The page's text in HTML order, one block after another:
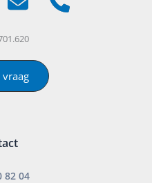
vraag
82 04